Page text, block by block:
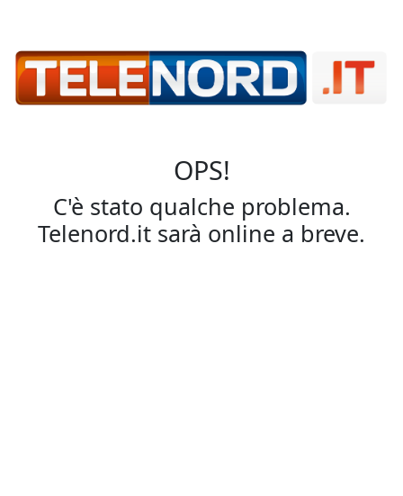
OPS!
C'è stato qualche problema.
Telenord.it sarà online a breve.